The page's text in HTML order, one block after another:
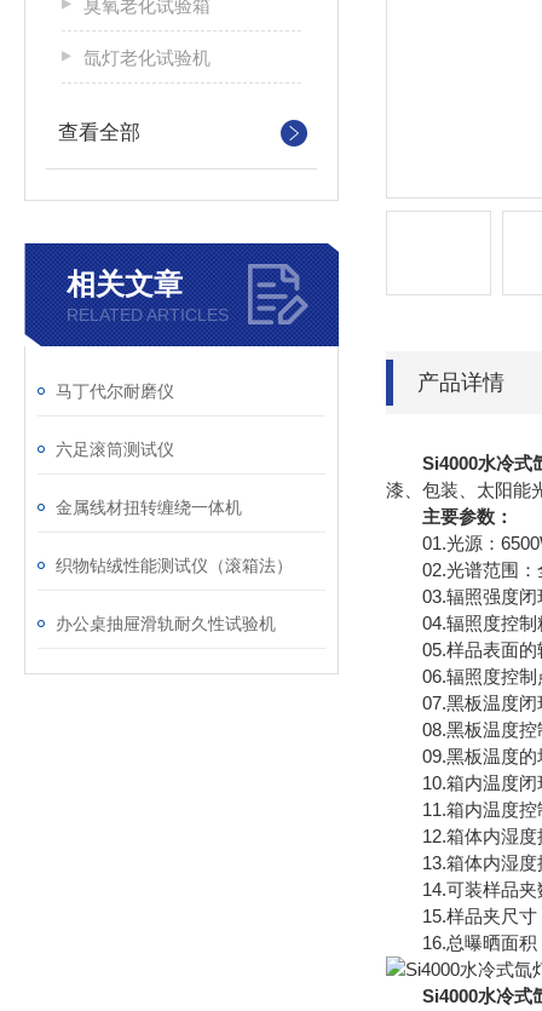
臭氧老化试验箱
氙灯老化试验机
查看全部
相关文章
RELATED ARTICLES
马丁代尔耐磨仪
六足滚筒测试仪
金属线材扭转缠绕一体机
织物钻绒性能测试仪（滚箱法）
办公桌抽屉滑轨耐久性试验机
产品详情
Si4000水冷式
漆、包装、太阳能
主要参数：
01.光源：
02.光谱范围：
03.辐照强度闭环
04.辐照度控制
05.样品表面的
06.辐照度控制点
07.黑板温度闭
08.黑板温度控
09.黑板温度的
10.箱内温度闭
11.箱内温度控
12.箱体内湿度控
13.箱体内湿度
14.可装样品夹
15.样品夹尺寸
16.总曝晒面积
Si4000水冷式